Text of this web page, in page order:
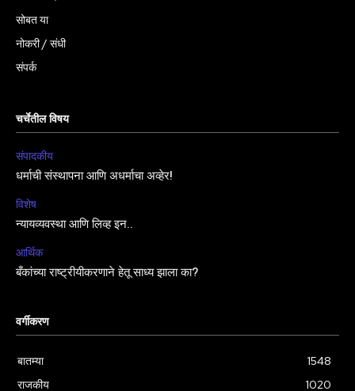
सोबत या
नोकरी / संधी
संपर्क
चर्चेतील विषय
संपादकीय
धर्माची संस्थापना आणि अधर्माचा अव्हेर!
विशेष
न्यायव्यवस्था आणि लिव्ह इन..
आर्थिक
बँकांच्या राष्ट्रीयीकरणाने हेतू साध्य झाला का?
वर्गीकरण
बातम्या
1548
राजकीय
1020